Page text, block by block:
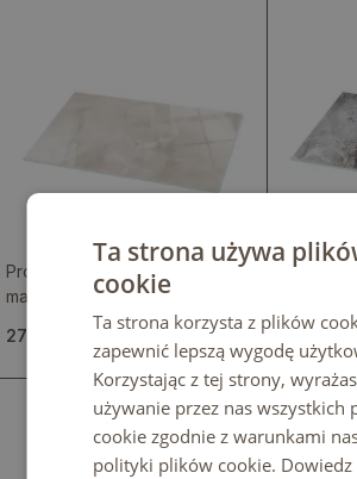
Prostokątny szklany blat z
marmurową kompozycją
279.99 zł
stylowym
279.99 zł
Ta strona używa
cookie
Ta strona korzysta z plików
zapewnić lepszą wygodę
Korzystając z tej strony,
używanie przez nas wszystkich
cookie zgodnie z warunkami
polityki plików cookie. Dowiedz